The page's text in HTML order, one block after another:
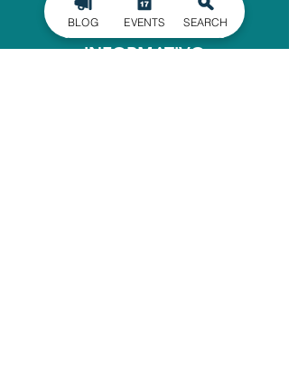
MATRICULARSE EN
NUESTRO BOLETÍN
INFORMATIVO
BLOG EVENTS SEARCH